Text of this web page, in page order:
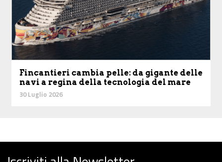
Fincantieri cambia pelle: da gigante delle
navi a regina della tecnologia del mare
30 Luglio 2026